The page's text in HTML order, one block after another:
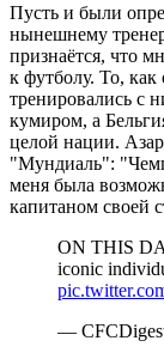
Пусть и были
нынешнему
признаётся, что
к футболу. То,
тренировались с
кумиром, а
целой нации.
"Мундиаль":
меня была
капитаном своей
ON THIS
iconic
—